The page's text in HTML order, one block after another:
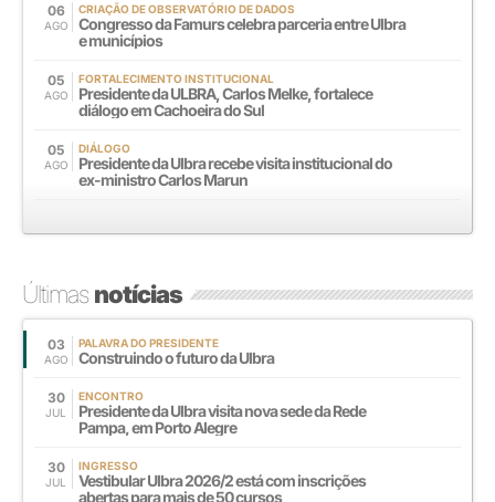
06
AGO
CRIAÇÃO DE OBSERVATÓRIO DE DADOS
Congresso da Famurs celebra parceria entre Ulbra
e municípios
05
AGO
FORTALECIMENTO INSTITUCIONAL
Presidente da ULBRA, Carlos Melke, fortalece
diálogo em Cachoeira do Sul
05
AGO
DIÁLOGO
Presidente da Ulbra recebe visita institucional do
ex-ministro Carlos Marun
Últimasnotícias
03
AGO
PALAVRA DO PRESIDENTE
Construindo o futuro da Ulbra
30
JUL
ENCONTRO
Presidente da Ulbra visita nova sede da Rede
Pampa, em Porto Alegre
30
JUL
INGRESSO
Vestibular Ulbra 2026/2 está com inscrições
abertas para mais de 50 cursos